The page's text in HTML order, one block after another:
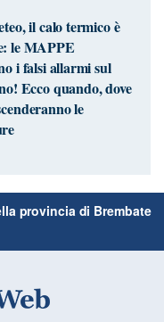
il calo termico è
le MAPPE
i falsi allarmi sul
Ecco quando, dove
le
provincia di Brembate